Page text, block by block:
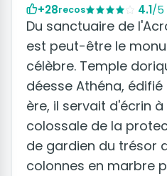
+28recos 4.1/5
Du sanctuaire de
est peut-être le
célèbre. Temple
déesse Athéna,
ère, il servait d'écrin
colossale de la
de gardien du trésor
colonnes en marbre